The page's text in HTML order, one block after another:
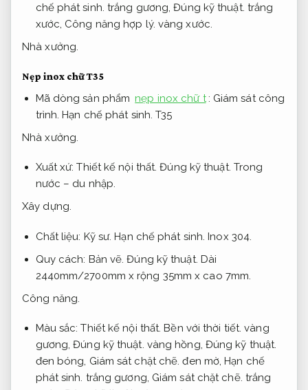
chế phát sinh. trắng gương,Đúng kỹ thuật. trắng
xước, Công năng hợp lý. vàng xước.
Nhà xưởng.
Nẹp inox chữ T35
Mã dòng sản phẩm nẹp inox chữ t : Giám sát công
trình. Hạn chế phát sinh. T35
Nhà xưởng.
Xuất xứ:Thiết kế nội thất. Đúng kỹ thuật. Trong
nước – du nhập.
Xây dựng.
Chất liệu: Kỹ sư. Hạn chế phát sinh. Inox 304.
Quy cách: Bản vẽ. Đúng kỹ thuật. Dài
2440mm/2700mm x rộng 35mm x cao 7mm.
Công năng.
Màu sắc:Thiết kế nội thất. Bền với thời tiết. vàng
gương,Đúng kỹ thuật. vàng hồng, Đúng kỹ thuật.
đen bóng, Giám sát chặt chẽ. đen mờ,Hạn chế
phát sinh. trắng gương, Giám sát chặt chẽ. trắng